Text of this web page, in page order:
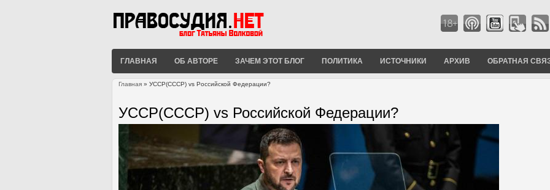
ГЛАВНАЯ ОБ АВТОРЕ ЗАЧЕМ ЭТОТ БЛОГ ПОЛИТИКА ИСТОЧНИКИ АРХИВ ОБРАТНАЯ
Главная » УССР(СССР) vs Российской Федерации?
УССР(СССР) vs Российской Федерации?